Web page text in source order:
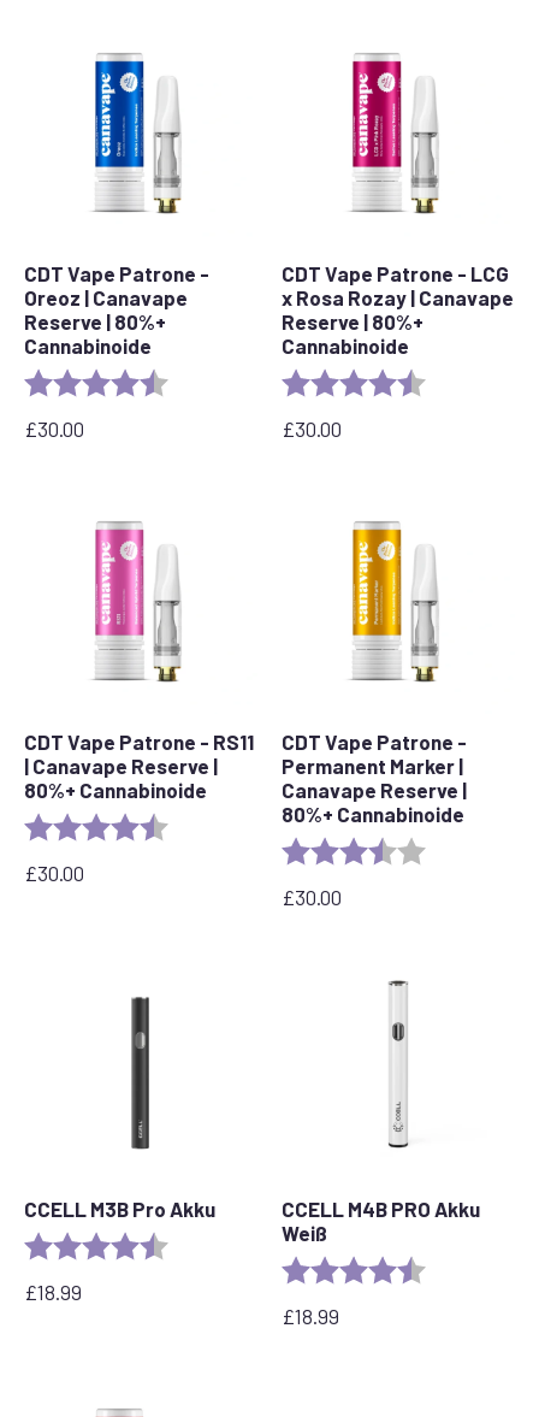
CDT Vape Patrone -
Oreoz | Canavape
Reserve | 80%+
Cannabinoide
Bewertung: 4,4 von 5 Sternen
£30.00
CDT Vape Patrone - LCG
x Rosa Rozay | Canavape
Reserve | 80%+
Cannabinoide
Bewertung:
£30.00
CDT Vape Patrone - RS11
| Canavape Reserve |
80%+ Cannabinoide
Bewertung: 4,7 von 5 Sternen
£30.00
CDT Vape Patrone -
Permanent Marker |
Canavape Reserve |
80%+ Cannabinoide
Bewertung:
£30.00
CCELL M3B Pro Akku
Bewertung: 4,8 von 5 Sternen
£18.99
CCELL M4B PRO Akku
Weiß
Bewertung:
£18.99